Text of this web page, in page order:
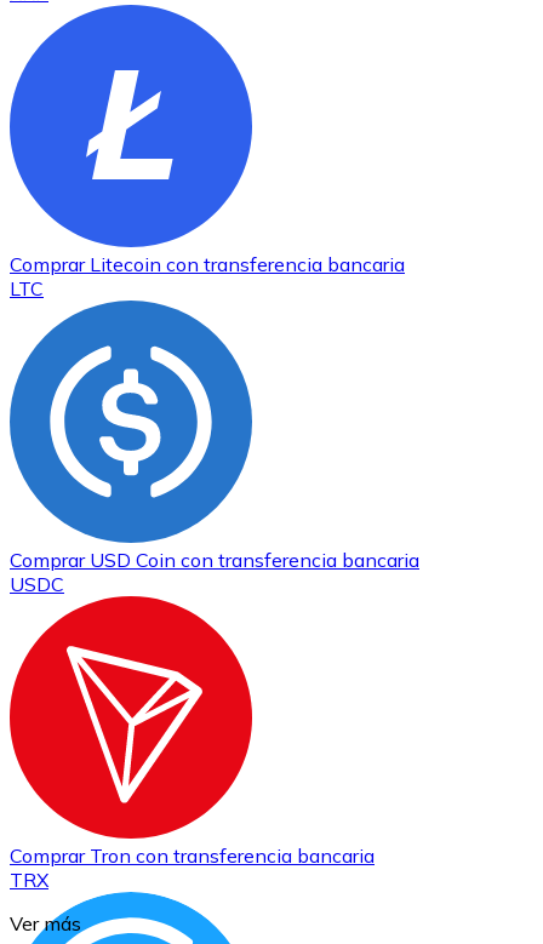
Comprar Litecoin con transferencia bancaria
LTC
Comprar USD Coin con transferencia bancaria
USDC
Comprar Tron con transferencia bancaria
TRX
Ver más